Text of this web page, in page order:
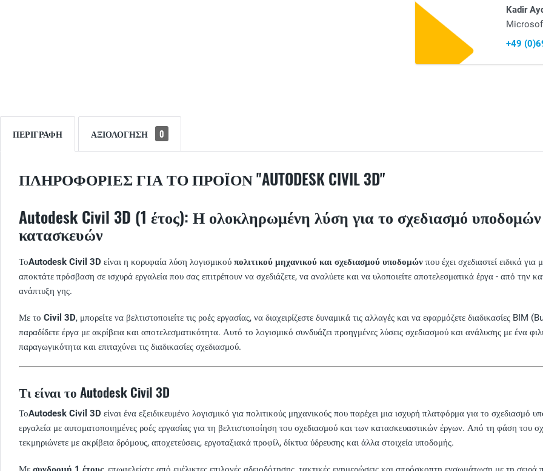
Kadir
+49
ΠΕΡΙΓΡΑΦΉ ΑΞΙΟΛΌΓΗΣΗ 0
ΠΛΗΡΟΦΟΡΊΕΣ ΓΙΑ ΤΟ ΠΡΟΪΌΝ "AUTODESK CIVIL 3D"
Autodesk Civil 3D (1 έτος): Η ολοκληρωμένη λύση για το σχεδιασμό
κατασκευών
ΤοAutodesk Civil 3D είναι η κορυφαία λύση λογισμικού πολιτικού μηχανικού και σχεδιασμού υποδομών που έχει σχεδιαστεί ειδικά
αποκτάτε πρόσβαση σε ισχυρά εργαλεία που σας επιτρέπουν να σχεδιάζετε, να αναλύετε και να υλοποιείτε αποτελεσματικά έργα - από
ανάπτυξη γης.
Με το Civil 3D, μπορείτε να βελτιστοποιείτε τις ροές εργασίας, να διαχειρίζεστε δυναμικά τις αλλαγές και να εφαρμόζετε
παραδίδετε έργα με ακρίβεια και αποτελεσματικότητα. Αυτό το λογισμικό συνδυάζει προηγμένες λύσεις σχεδιασμού και ανάλυσης με ένα
παραγωγικότητα και επιταχύνει τις διαδικασίες σχεδιασμού.
Τι είναι το Autodesk Civil 3D
ΤοAutodesk Civil 3D είναι ένα εξειδικευμένο λογισμικό για πολιτικούς μηχανικούς που παρέχει μια ισχυρή πλατφόρμα για το
εργαλεία με αυτοματοποιημένες ροές εργασίας για τη βελτιστοποίηση του σχεδιασμού και των κατασκευαστικών έργων. Από τη φάση του
τεκμηριώνετε με ακρίβεια δρόμους, αποχετεύσεις, εργοταξιακά προφίλ, δίκτυα ύδρευσης και άλλα στοιχεία υποδομής.